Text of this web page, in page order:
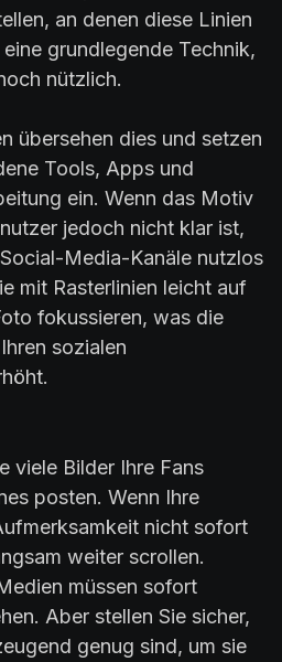
an denen diese Linien
grundlegende Technik,
nützlich.
übersehen dies und setzen
Tools, Apps und
ein. Wenn das Motiv
jedoch nicht klar ist,
Media-Kanäle nutzlos
mit Rasterlinien leicht auf
fokussieren, was die
sozialen
viele Bilder Ihre Fans
posten. Wenn Ihre
nicht sofort
weiter scrollen.
müssen sofort
Aber stellen Sie sicher,
genug sind, um sie